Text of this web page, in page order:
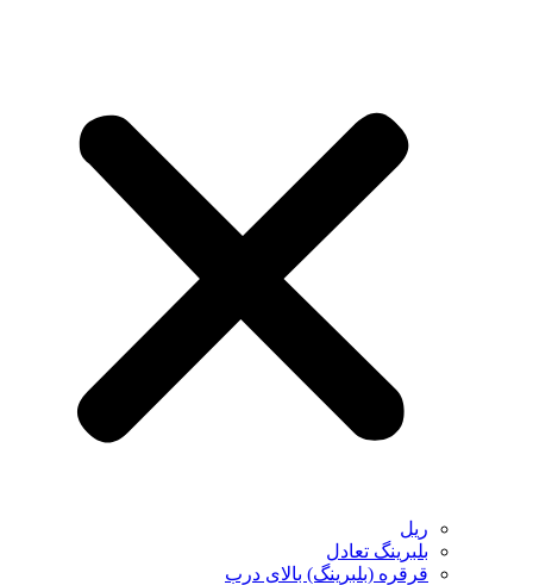
ریل
بلبرینگ تعادل
قرقره (بلبرینگ) بالای درب